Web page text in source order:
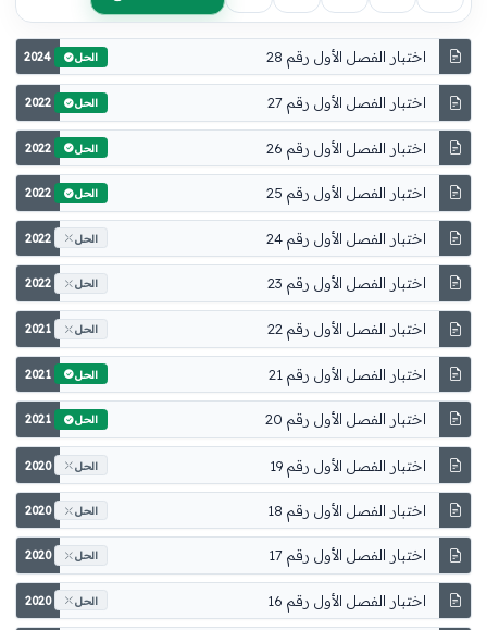
اختبار الفصل الأول رقم 28 2024 الحل
اختبار الفصل الأول رقم 27 2022 الحل
اختبار الفصل الأول رقم 26 2022 الحل
اختبار الفصل الأول رقم 25 2022 الحل
اختبار الفصل الأول رقم 24 2022 الحل
اختبار الفصل الأول رقم 23 2022 الحل
اختبار الفصل الأول رقم 22 2021 الحل
اختبار الفصل الأول رقم 21 2021 الحل
اختبار الفصل الأول رقم 20 2021 الحل
اختبار الفصل الأول رقم 19 2020 الحل
اختبار الفصل الأول رقم 18 2020 الحل
اختبار الفصل الأول رقم 17 2020 الحل
اختبار الفصل الأول رقم 16 2020 الحل